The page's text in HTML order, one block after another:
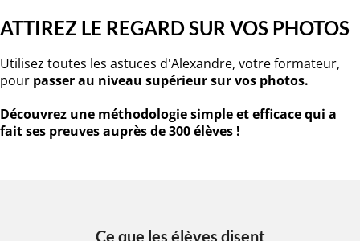
ATTIREZ LE REGARD SUR VOS PHOTOS
Utilisez toutes les astuces d'Alexandre, votre formateur,
pour passer au niveau supérieur sur vos photos.
Découvrez une méthodologie simple et efficace qui a
fait ses preuves auprès de 300 élèves !
Ce que les élèves disent